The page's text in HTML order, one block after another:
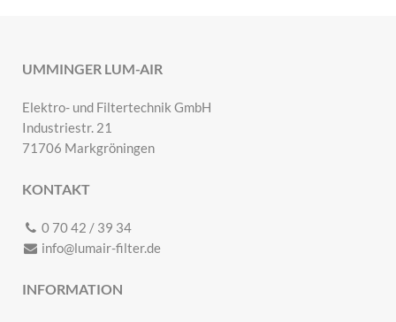
UMMINGER LUM-AIR
Elektro- und Filtertechnik GmbH
Industriestr. 21
71706 Markgröningen
KONTAKT
0 70 42 / 39 34
info@lumair-filter.de
INFORMATION